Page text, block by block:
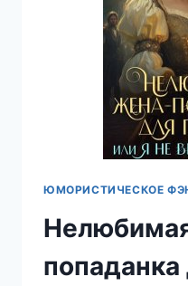
ЮМОРИСТИЧЕСКОЕ
попаданка